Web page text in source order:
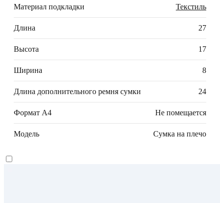
Материал подкладки Текстиль
Длина 27
Высота 17
Ширина 8
Длина дополнительного ремня сумки 24
Формат А4 Не помещается
Модель Сумка на плечо